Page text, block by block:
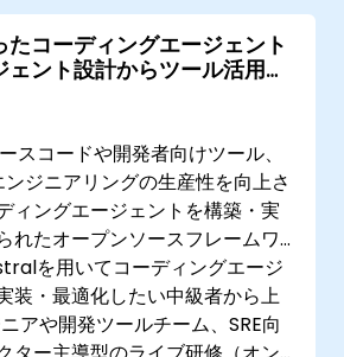
コーディングエージェント
ント設計からツール活用ま
コードや開発者向けツール、
ジニアリングの生産性を向上さ
ィングエージェントを構築・実
れたオープンソースフレームワ
を用いてコーディングエージ
装・最適化したい中級者から上
アや開発ツールチーム、SRE向